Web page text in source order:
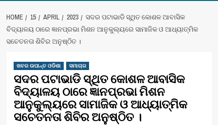
HOME 15 APRIL 2023
ସଦର ପଟାଭାଡି ସ୍ଥିତ କୋଶଳ ଆବାସିକ
ବିଦ୍ୟାଳୟ ଠାରେ ଜ୍ଞାନପ୍ରଭା ମିଶନ ଆନୁକୁଲ୍ୟରେ ସାମାଜିକ ଓ ଆଧ୍ୟାତ୍ମିକ
ସଚେତନତା ଶିବିର ଅନୁଷ୍ଠିତ ।
ଖବର ଉପାନ୍ତ ଓଡିଶା ସମାଚାର
ସଦର ପଟାଭାଡି ସ୍ଥିତ କୋଶଳ ଆବାସିକ
ବିଦ୍ୟାଳୟ ଠାରେ ଜ୍ଞାନପ୍ରଭା ମିଶନ
ଆନୁକୁଲ୍ୟରେ ସାମାଜିକ ଓ ଆଧ୍ୟାତ୍ମିକ
ସଚେତନତା ଶିବିର ଅନୁଷ୍ଠିତ ।